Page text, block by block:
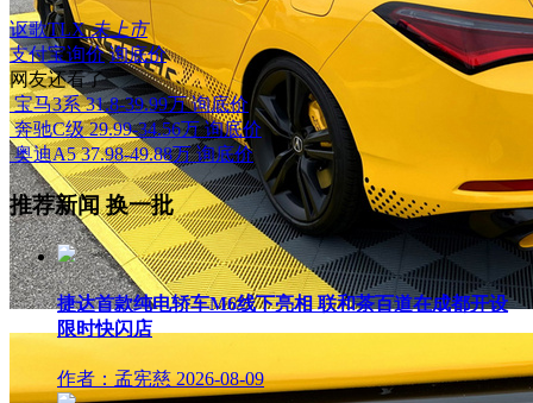
讴歌TLX 未上市
支付宝询价 询底价
网友还看了
宝马3系 31.8-39.99万 询底价
奔驰C级 29.99-34.56万 询底价
奥迪A5 37.98-49.88万 询底价
推荐新闻换一批
捷达首款纯电轿车M6线下亮相 联和茶百道在成都开设
限时快闪店
作者：孟宪慈 2026-08-09